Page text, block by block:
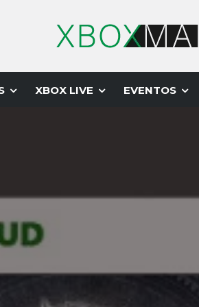
XBOX LIVE EVENTOS